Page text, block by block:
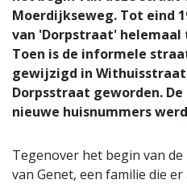
Moerdijkseweg. Tot eind
van 'Dorpstraat' helemaal
Toen is de informele
gewijzigd in
Dorpsstraat geworden.
nieuwe huisnummers
Tegenover het begin van
van Genet, een familie die